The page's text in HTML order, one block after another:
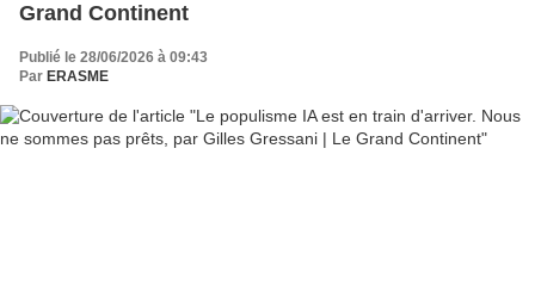
Grand Continent
Publié le 28/06/2026 à 09:43
Par ERASME